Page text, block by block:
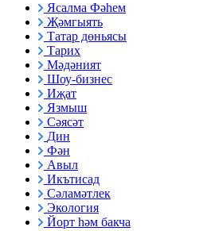
Ясалма Фәһем
Җәмгыять
Татар дөньясы
Тарих
Мәдәният
Шоу-бизнес
Иҗат
Язмыш
Сәясәт
Дин
Фән
Авыл
Икътисад
Сәламәтлек
Экология
Йорт һәм бакча